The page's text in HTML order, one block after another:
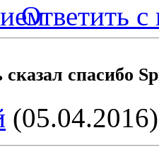
Ответить с
сказал cпасибо
(05.04.2016)